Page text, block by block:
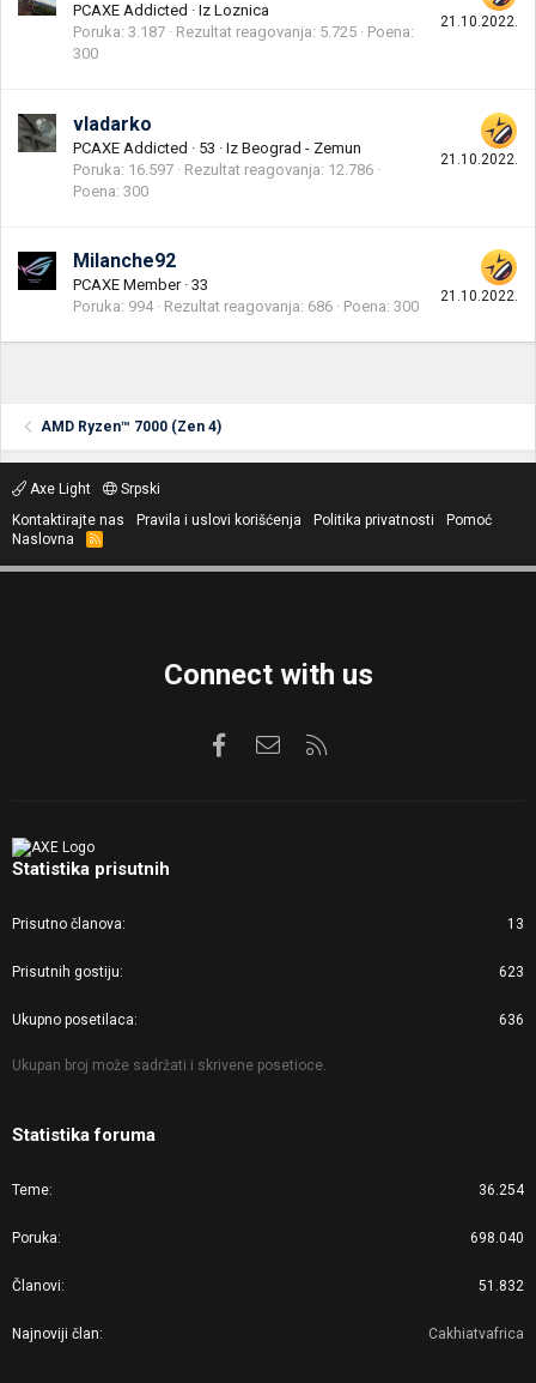
21.10.2022.
PCAXE Addicted · Iz Loznica
Poruka 3.187 Rezultat reagovanja 5.725
Poena
300
21.10.2022.
vladarko
PCAXE Addicted · 53 · Iz Beograd - Zemun
Poruka 16.597 Rezultat reagovanja 12.786
Poena 300
21.10.2022.
Milanche92
PCAXE Member · 33
Poruka 994 Rezultat reagovanja 686 Poena 300
AMD Ryzen™ 7000 (Zen 4)
Axe Light
Srpski
Kontaktirajte nas
Pravila i uslovi korišćenja Politika privatnosti
Pomoć
Naslovna
R
S
Connect with us
FacebookKontaktirajte nas
Statistika prisutnih
Prisutno članova 13
Prisutnih gostiju 623
Ukupno posetilaca 636
Ukupan broj može sadržati i skrivene posetioce.
Statistika foruma
Teme 36.254
Poruka 698.040
Članovi 51.832
Najnoviji član Cakhiatvafrica